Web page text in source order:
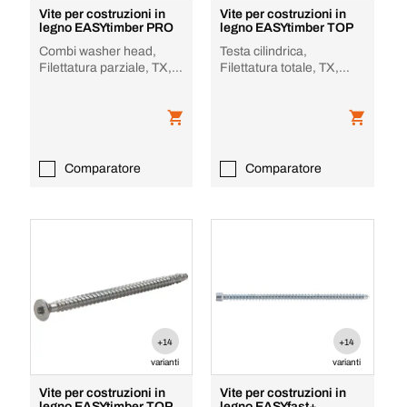
Vite per costruzioni in
legno EASYtimber PRO
Combi washer head,
Filettatura parziale, TX,
Comparatore
Vite per costruzioni in
legno EASYtimber TOP
Testa cilindrica,
Filettatura totale, TX,
Comparatore
+14
varianti
Vite per costruzioni in
+14
varianti
Vite per costruzioni in